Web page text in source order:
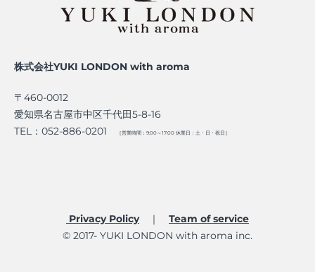
株式会社YUKI LONDON with aroma
〒460-0012
愛知県名古屋市中区千代田5-8-16
TEL：052-886-0201
［営業時間：9:00～17:00 休業日：土・日・祝日］
Privacy Policy｜ Team of service​
© 2017- YUKI LONDON with aroma inc.